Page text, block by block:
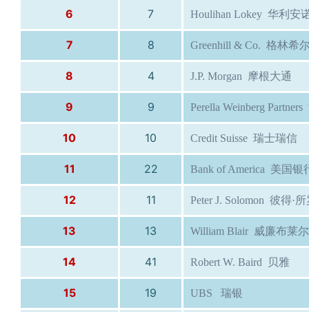
6 7 Houlihan Lokey 华利安
7 8 Greenhill & Co. 格林希
8 4 J.P. Morgan 摩根大通
9 9 Perella Weinberg
10 10 Credit Suisse 瑞士瑞信
11 22 Bank of America 美国银
12 11 Peter J. Solomon 彼得·
13 13 William Blair 威廉布莱尔
14 41 Robert W. Baird 贝雅
15 19 UBS 瑞银